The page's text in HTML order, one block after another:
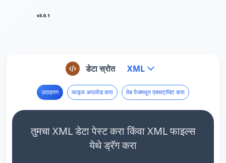
v3.0.1
डेटा स्रोत XML
उदाहरण फाइल अपलोड करा वेब पेजमधून एक्सट्रॅक्ट करा
तुमचा XML डेटा पेस्ट करा किंवा XML फाइल्स
येथे ड्रॅग करा